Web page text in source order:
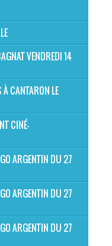
VENDREDI 14
À CANTARON LE
CINÉ-
ARGENTIN DU 27
ARGENTIN DU 27
ARGENTIN DU 27